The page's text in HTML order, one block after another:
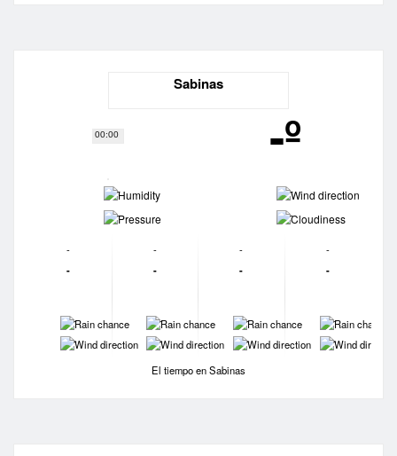
00:00
Sabinas
-º
-
-
-
-
-
-
-
-
-
-
-
-
-
-
-
-
-
-
-
-
El tiempo en Sabinas